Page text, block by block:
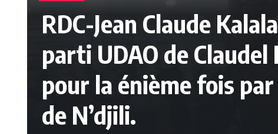
RDC-Jean Claude
parti UDAO de
pour la énième fois
de N’djili.